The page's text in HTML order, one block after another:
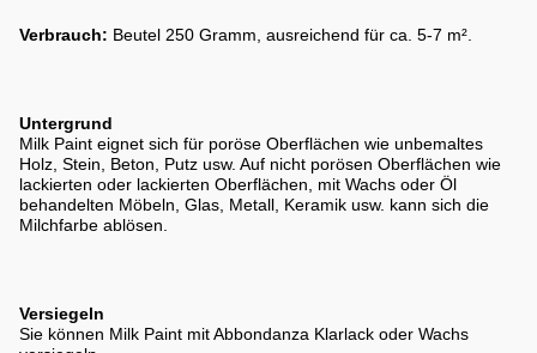
Verbrauch: Beutel 250 Gramm, ausreichend für ca. 5-7 m².
Untergrund
Milk Paint eignet sich für poröse Oberflächen wie unbemaltes
Holz, Stein, Beton, Putz usw. Auf nicht porösen Oberflächen wie
lackierten oder lackierten Oberflächen, mit Wachs oder Öl
behandelten Möbeln, Glas, Metall, Keramik usw. kann sich die
Milchfarbe ablösen.
Versiegeln
Sie können Milk Paint mit Abbondanza Klarlack oder Wachs